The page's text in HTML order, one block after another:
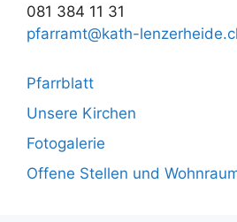
081 384 11 31
pfarramt@kath-
Pfarrblatt
Unsere Kirchen
Fotogalerie
Offene Stellen und